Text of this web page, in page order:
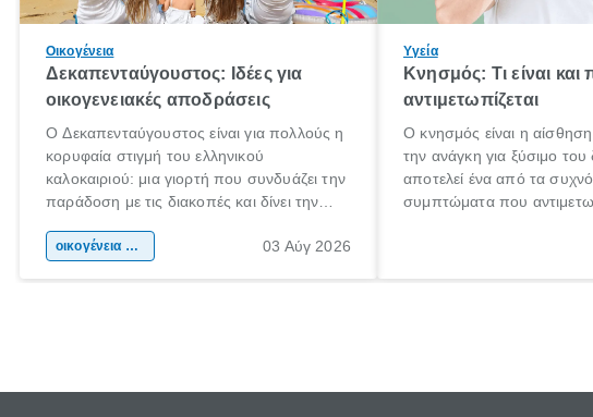
Οικογένεια
Δεκαπενταύγουστος: Ιδέες για
οικογενειακές αποδράσεις
Ο Δεκαπενταύγουστος είναι για πολλούς η
κορυφαία στιγμή του ελληνικού
καλοκαιριού: μια γιορτή που συνδυάζει την
παράδοση με τις διακοπές και δίνει την
χώρας. Είτε πρόκειται για λίγες μέρες
οικογένεια & παιδί 03 Αύγ 2026
Υγεία
Κνησμός: Τι είναι και
αντιμετωπίζεται
Ο κνησμός είναι η
την ανάγκη για ξύσιμο του
αποτελεί ένα από τα
συμπτώματα που
πληροφορίες για το